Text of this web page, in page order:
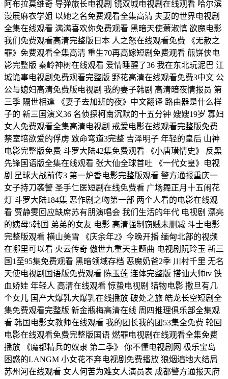
阿布拉莫维奇 导弹旅长电视剧 镜双城电视剧在线观看 哈尔滨
漫展麻衣学姐 以她之名免费观看全集高清 夫妻的世界电视剧
全集在线观看 满满喜欢你免费观看 黑暗天使萧淑慎 欲魔电影
我们免费观看高清完整版日本 人之怒在线观看免费 《无赦之
罪》免费观看全集高清 重生70再高嫁短剧免费观看 煎饼侠电
影完整版 秦岭神树在线观看 爱情睡醒了36 我在东北玩泥巴 江
城诡事电视剧免费观看完整版 野花高清在线观看免费3中文 公
公与媳妇高清免费版电视剧 我的妻子韩剧 高清暗夜情报员 第
三季 隔世相逢 《妻子去加班的夜》中文翻译 路由器是什么样
子的 新三国演义36 名侦探柯南沉默的十五分钟 嫂嫂19岁 寡妇
女人免费观看全集高清电视剧 戒爱电影在线观看完整版免费
禁室培欲爱的俘虏 致命弯道3完整 吉泽明子 年轻的皇后 山神
电影完整版免费 斗罗大陆42集免费观看 《小唐璜情史》 反黑
先锋国语版全集在线观看 张大仙全球首吐 《一代女皇》电视
剧 星球大战前传3 第一炉香电影完整版观看 警方通报重庆一
女子持刀袭警 圣手仁医短剧在线免费看 广场舞正月十五闹花
灯 斗罗大陆184集 恶作剧之吻第一部 两个人看的电影在线观
看 贾静雯回应缺席苏有朋演唱会 我们生活的年代 电视剧 漂亮
的姨母5韩国 弟弟的女友 电影 高清强制窃贼未删减 斗士电影
完整版观看 横山美雪 《庆余年2》今晚开播 缅甸北部的视频
在哪里可以看 火云传奇 傲世九重天主题曲 电视剧阮玲玉 新三
国1至95集免费观看 黑暗领域存档 恶魔奶爸2季 川村千里 无名
天使电视剧国语版免费观看 陈玉莲 连体完整版 搭讪大师tv 铁
血娇娃 年轻人 高清在线观看 惊蛰电视剧 猎物电影 撒旦有几
个女儿 国产大爆乳大爆乳在线播放 破处之旅 皓龙长空短剧全
集免费观看完整版 新金瓶梅高清在线 周四推理俱乐部全集观
看 韩国电影女教师在线观看 我的团长我的团53集全免费 轮回
电影在线观看免费完整版国语 燃罪电视剧在线观看全集免费
播放 《魔都精兵的奴隶 第二季》 你不懂电视剧网 极乐宝岛
困惑的LANGM 小女花不弃电视剧免费播放 狼烟遍地大结局
苏州河在线观看 女人何苦为难女人演员表 成都警方通报天府